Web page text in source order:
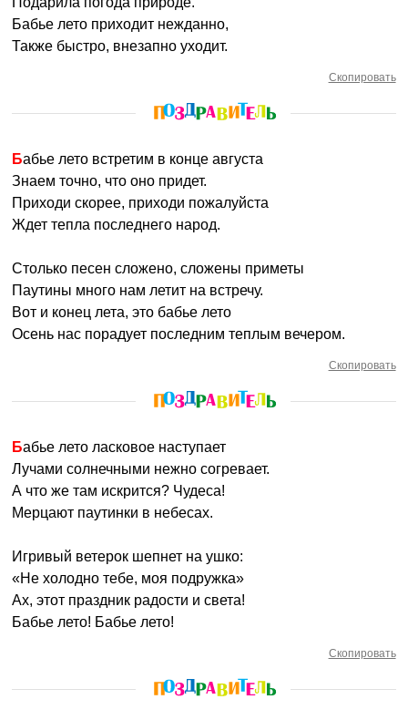
Бабье лето приходит нежданно,
Также быстро, внезапно уходит.
Скопировать
Бабье лето встретим в конце августа
Знаем точно, что оно придет.
Приходи скорее, приходи пожалуйста
Ждет тепла последнего народ.
Столько песен сложено, сложены приметы
Паутины много нам летит на встречу.
Вот и конец лета, это бабье лето
Осень нас порадует последним теплым вечером.
Скопировать
Бабье лето ласковое наступает
Лучами солнечными нежно согревает.
А что же там искрится? Чудеса!
Мерцают паутинки в небесах.
Игривый ветерок шепнет на ушко:
«Не холодно тебе, моя подружка»
Ах, этот праздник радости и света!
Бабье лето! Бабье лето!
Скопировать